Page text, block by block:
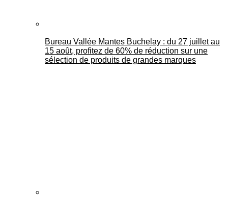
Bureau Vallée Mantes Buchelay : du 27 juillet au
15 août, profitez de 60% de réduction sur une
sélection de produits de grandes marques